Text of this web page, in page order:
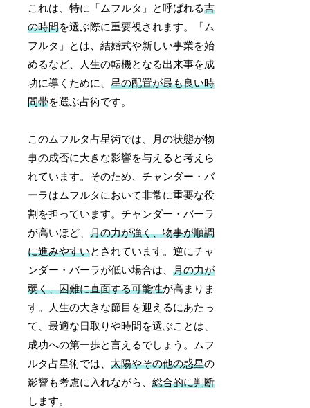
これは、特に「ムフルタ」と呼ばれる吉
の時間を選ぶ際に重要視されます。「ム
フルタ」とは、結婚式や新しい事業を始
めるなど、人生の転機となる出来事を成
功に導くために、星の配置が最も良い時
間帯を選ぶ占術です。
このムフルタ占星術では、月の状態が物
事の成否に大きな影響を与えると考えら
れています。そのため、チャンダー・バ
ーラはムフルタにおいて非常に重要な役
割を担っています。チャンダー・バーラ
が高いほど、月の力が強く、物事が順調
に進みやすいとされています。逆にチャ
ンダー・バーラが低い場合は、月の力が
弱く、困難に直面する可能性が高まりま
す。人生の大きな節目を迎えるにあたっ
て、最適な日取りや時間を選ぶことは、
成功への第一歩と言えるでしょう。ムフ
ルタ占星術では、太陽やその他の惑星の
影響も考慮に入れながら、総合的に判断
します。